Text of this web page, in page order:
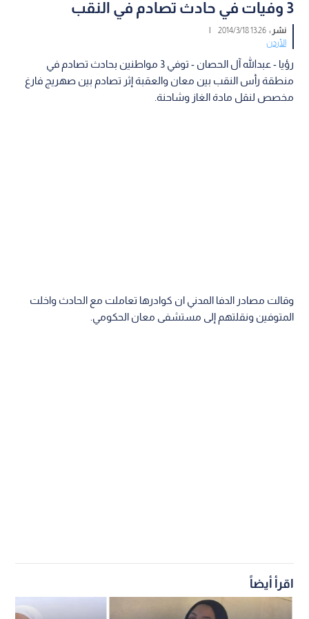
3 وفيات في حادث تصادم في النقب
نشر :13:26 2014/3/18
|
الأردن
رؤيا - عبدالله آل الحصان - توفي 3 مواطنين بحادث تصادم في
منطقة رأس النقب بين معان والعقبة إثر تصادم بين صهريج فارغ
مخصص لنقل مادة الغاز وشاحنة.
وقالت مصادر الدفا المدني ان كوادرها تعاملت مع الحادث واخلت
المتوفين ونقلتهم إلى مستشفى معان الحكومي.
اقرأ أيضاً